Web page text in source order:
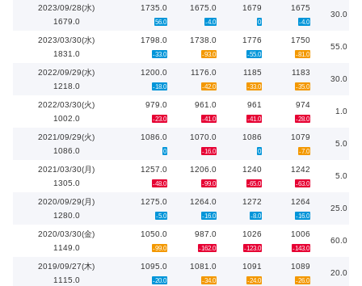
2023/09/28(水)
1679.0
1735.0
56.0
1675.0
-4.0
1679
0
1675
-4.0
30.0
2023/03/30(水)
1831.0
1798.0
-33.0
1738.0
-93.0
1776
-55.0
1750
-81.0
55.0
2022/09/29(水)
1218.0
1200.0
-18.0
1176.0
-42.0
1185
-33.0
1183
-35.0
30.0
2022/03/30(火)
1002.0
979.0
-23.0
961.0
-41.0
961
-41.0
974
-28.0
1.0
2021/09/29(火)
1086.0
1086.0
0
1070.0
-16.0
1086
0
1079
-7.0
5.0
2021/03/30(月)
1305.0
1257.0
-48.0
1206.0
-99.0
1240
-65.0
1242
-63.0
5.0
2020/09/29(月)
1280.0
1275.0
-5.0
1264.0
-16.0
1272
-8.0
1264
-16.0
25.0
2020/03/30(金)
1149.0
1050.0
-99.0
987.0
-162.0
1026
-123.0
1006
-143.0
60.0
2019/09/27(木)
1115.0
1095.0
-20.0
1081.0
-34.0
1091
-24.0
1089
-26.0
20.0